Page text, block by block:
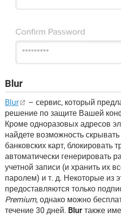
Blur
Blur
– сервис, который
решение по защите Вашей
Кроме одноразовых адресов
найдете возможность
банковских карт, блокировать
автоматически генерировать
учетной записи (и хранить их
паролем) и т. д. Некоторые из
предоставляются только
Premium, однако можно
течение 30 дней. Blur также